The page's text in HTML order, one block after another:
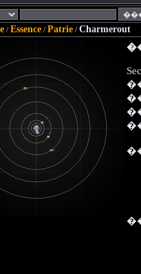
/ Essence / Patrie / Charmerout